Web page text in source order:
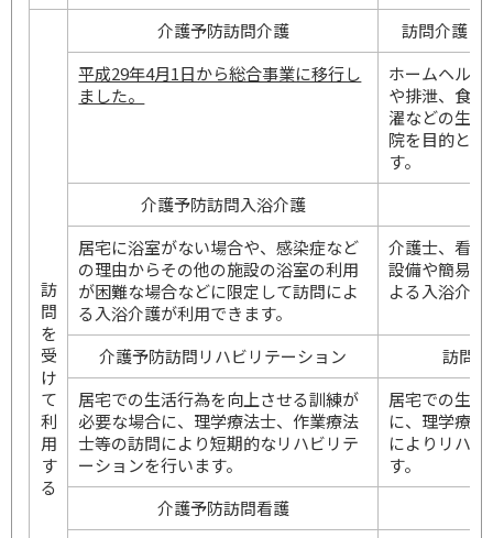
訪
問
を
受
け
て
利
用
す
る
介護予防訪問介護
訪問介護（
平成29年4月1日から総合事業に移行し
ました。
ホームヘル
や排泄、食
濯などの生
院を目的と
す。
介護予防訪問入浴介護
居宅に浴室がない場合や、感染症など
の理由からその他の施設の浴室の利用
が困難な場合などに限定して訪問によ
る入浴介護が利用できます。
介護士、看
設備や簡易
よる入浴介
介護予防訪問リハビリテーション
訪問
居宅での生活行為を向上させる訓練が
必要な場合に、理学療法士、作業療法
士等の訪問により短期的なリハビリテ
ーションを行います。
居宅での生
に、理学療
によりリハ
す。
介護予防訪問看護